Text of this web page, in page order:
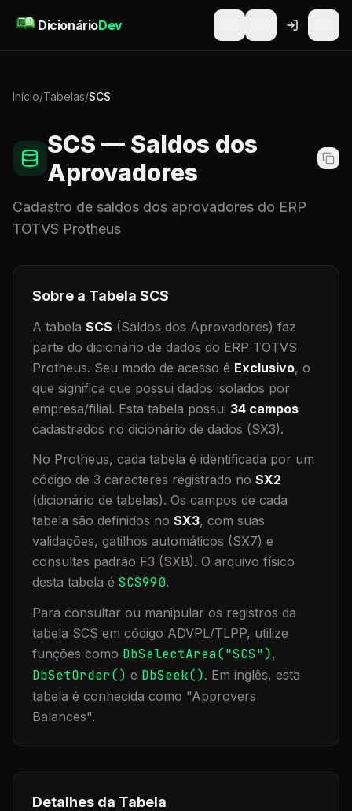
DicionárioDev
Início/Tabelas/SCS
SCS — Saldos dos
Aprovadores
Cadastro de saldos dos aprovadores do ERP
TOTVS Protheus
Sobre a Tabela SCS
A tabela SCS (Saldos dos Aprovadores) faz
parte do dicionário de dados do ERP TOTVS
Protheus. Seu modo de acesso é Exclusivo, o
que significa que possui dados isolados por
empresa/filial. Esta tabela possui 34 campos
cadastrados no dicionário de dados (SX3).
No Protheus, cada tabela é identificada por um
código de 3 caracteres registrado no SX2
(dicionário de tabelas). Os campos de cada
tabela são definidos no SX3, com suas
validações, gatilhos automáticos (SX7) e
consultas padrão F3 (SXB). O arquivo físico
desta tabela é SCS990.
Para consultar ou manipular os registros da
tabela SCS em código ADVPL/TLPP, utilize
funções como DbSelectArea("SCS"),
DbSetOrder() e DbSeek(). Em inglês, esta
tabela é conhecida como "Approvers
Balances".
Detalhes da Tabela